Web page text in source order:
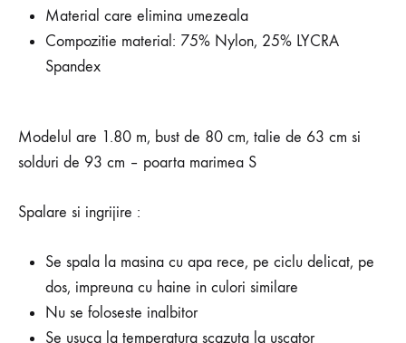
Material care elimina umezeala
Compozitie material: 75% Nylon, 25% LYCRA
Spandex
Modelul are 1.80 m, bust de 80 cm, talie de 63 cm si
solduri de 93 cm – poarta marimea S
Spalare si ingrijire :
Se spala la masina cu apa rece, pe ciclu delicat, pe
dos, impreuna cu haine in culori similare
Nu se foloseste inalbitor
Se usuca la temperatura scazuta la uscator